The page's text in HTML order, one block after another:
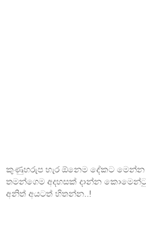
කුණුහරුප හැර ඕනෙම දේකට මෙන්න
තමන්ගෙම අදහසක් දාන්න
අනිත් අයටත් හිතන්න..!